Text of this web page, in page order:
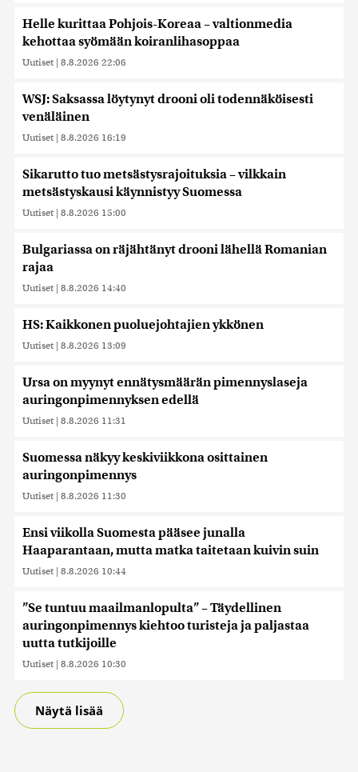
Helle kurittaa Pohjois-Koreaa – valtionmedia
kehottaa syömään koiranlihasoppaa
Uutiset | 8.8.2026 22:06
WSJ: Saksassa löytynyt drooni oli todennäköisesti
venäläinen
Uutiset | 8.8.2026 16:19
Sikarutto tuo metsästysrajoituksia – vilkkain
metsästyskausi käynnistyy Suomessa
Uutiset | 8.8.2026 15:00
Bulgariassa on räjähtänyt drooni lähellä Romanian
rajaa
Uutiset | 8.8.2026 14:40
HS: Kaikkonen puoluejohtajien ykkönen
Uutiset | 8.8.2026 13:09
Ursa on myynyt ennätysmäärän pimennyslaseja
auringonpimennyksen edellä
Uutiset | 8.8.2026 11:31
Suomessa näkyy keskiviikkona osittainen
auringonpimennys
Uutiset | 8.8.2026 11:30
Ensi viikolla Suomesta pääsee junalla
Haaparantaan, mutta matka taitetaan kuivin suin
Uutiset | 8.8.2026 10:44
”Se tuntuu maailmanlopulta” – Täydellinen
auringonpimennys kiehtoo turisteja ja paljastaa
uutta tutkijoille
Uutiset | 8.8.2026 10:30
Näytä lisää